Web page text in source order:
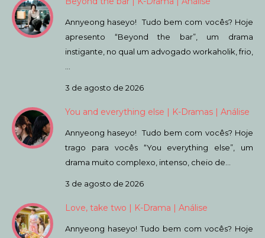
Annyeong haseyo! Tudo bem com vocês? Hoje
apresento “Beyond the bar”, um drama
instigante, no qual um advogado workaholik, frio,
…
3 de agosto de 2026
You and everything else | K-Dramas | Análise
Annyeong haseyo! Tudo bem com vocês? Hoje
trago para vocês “You everything else”, um
drama muito complexo, intenso, cheio de…
3 de agosto de 2026
Love, take two | K-Drama | Análise
Annyeong haseyo! Tudo bem com vocês? Hoje